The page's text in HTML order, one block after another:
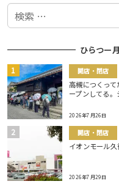
検
ひらつー
開店・閉店
高槻につくっ
ープンしてる
2026年7月26日
開店・閉店
イオンモール
2026年7月29日